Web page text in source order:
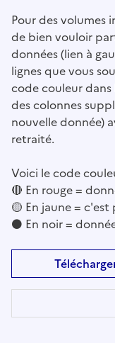
Pour des
de bien vouloir
données (lien à
lignes que vous
code couleur dans
des colonnes
nouvelle donnée)
retraité.
Voici le code
🔴 En rouge =
🟡 En jaune =
⚫️ En noir =